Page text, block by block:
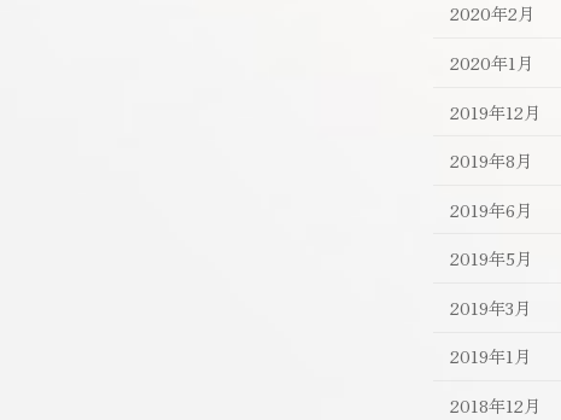
2020年2月
2020年1月
2019年12月
2019年8月
2019年6月
2019年5月
2019年3月
2019年1月
2018年12月